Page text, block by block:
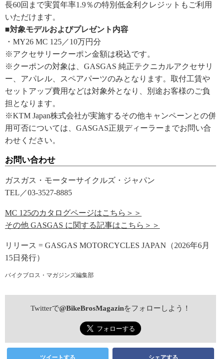
長60回まで実質年率1.9％の特別低金利クレジットもご利用
いただけます。
■対象モデルおよびプレゼント内容
・MY26 MC 125／10万円分
※アクセサリークーポン金額は税込です。
※クーポンの対象は、GASGAS 純正テクニカルアクセサリ
ー、アパレル、スペアパーツのみとなります。取付工賃や
セットアップ費用などは対象外となり、別途お客様のご負
担となります。
※KTM Japan株式会社が実施するその他キャンペーンとの併
用可否については、GASGAS正規ディーラーまでお問い合
わせください。
お問い合わせ
ガスガス・モーターサイクルズ・ジャパン
TEL／03-3527-8885
MC 125のカタログページはこちら＞＞
その他 GASGAS に関する記事はこちら＞＞
リリース = GASGAS MOTORCYCLES JAPAN（2026年6月
15日発行）
バイクブロス・マガジンズ編集部
Twitterで@BikeBrosMagazinをフォローしよう！
ツイートする シェアする